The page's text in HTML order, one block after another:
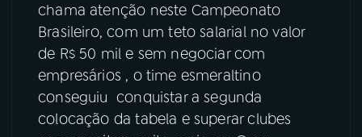
PODCASTS
06VIDEOCASTS
chama atenção neste Campeonato
Brasileiro, com um teto salarial no valor
de R$ 50 mil e sem negociar com
empresários , o time esmeraltino
conseguiu conquistar a segunda
colocação da tabela e superar clubes